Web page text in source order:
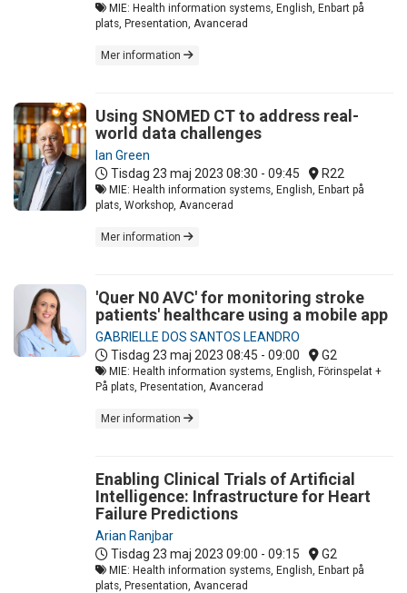
MIE: Health information systems, English, Enbart på
plats, Presentation, Avancerad
Mer information
Using SNOMED CT to address real-
world data challenges
Ian Green
Tisdag 23 maj 2023 08:30 - 09:45 R22
MIE: Health information systems, English, Enbart på
plats, Workshop, Avancerad
Mer information
'Quer N0 AVC' for monitoring stroke
patients' healthcare using a mobile app
GABRIELLE DOS SANTOS LEANDRO
Tisdag 23 maj 2023 08:45 - 09:00 G2
MIE: Health information systems, English, Förinspelat +
På plats, Presentation, Avancerad
Mer information
Enabling Clinical Trials of Artificial
Intelligence: Infrastructure for Heart
Failure Predictions
Arian Ranjbar
Tisdag 23 maj 2023 09:00 - 09:15 G2
MIE: Health information systems, English, Enbart på
plats, Presentation, Avancerad